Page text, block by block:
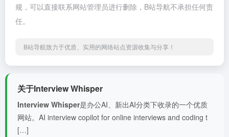
规，可以直接联系网站管理员进行删除，B站导航不承担任何责
任。
B站导航致力于优质、实用的网络站点资源收集与分享！
关于Interview Whisper
Interview Whisper是办公AI、新出AI分类下收录的一个优质
网站。AI interview copilot for online interviews and coding t
[…]